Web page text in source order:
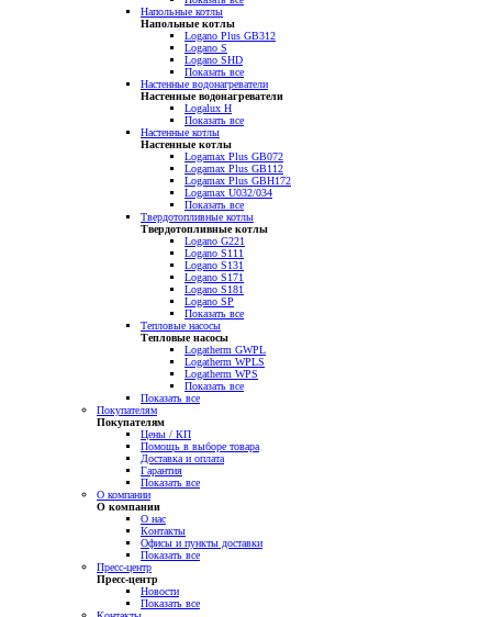
Напольные котлы
Напольные котлы
Logano Plus GB312
Logano S
Logano SHD
Показать все
Настенные водонагреватели
Настенные водонагреватели
Logalux H
Показать все
Настенные котлы
Настенные котлы
Logamax Plus GB072
Logamax Plus GB112
Logamax Plus GBH172
Logamax U032/034
Показать все
Твердотопливные котлы
Твердотопливные котлы
Logano G221
Logano S111
Logano S131
Logano S171
Logano S181
Logano SP
Показать все
Тепловые насосы
Тепловые насосы
Logatherm GWPL
Logatherm WPLS
Logatherm WPS
Показать все
Показать все
Покупателям
Покупателям
Цены / КП
Помощь в выборе товара
Доставка и оплата
Гарантия
Показать все
О компании
О компании
О нас
Контакты
Офисы и пункты доставки
Показать все
Пресс-центр
Пресс-центр
Новости
Показать все